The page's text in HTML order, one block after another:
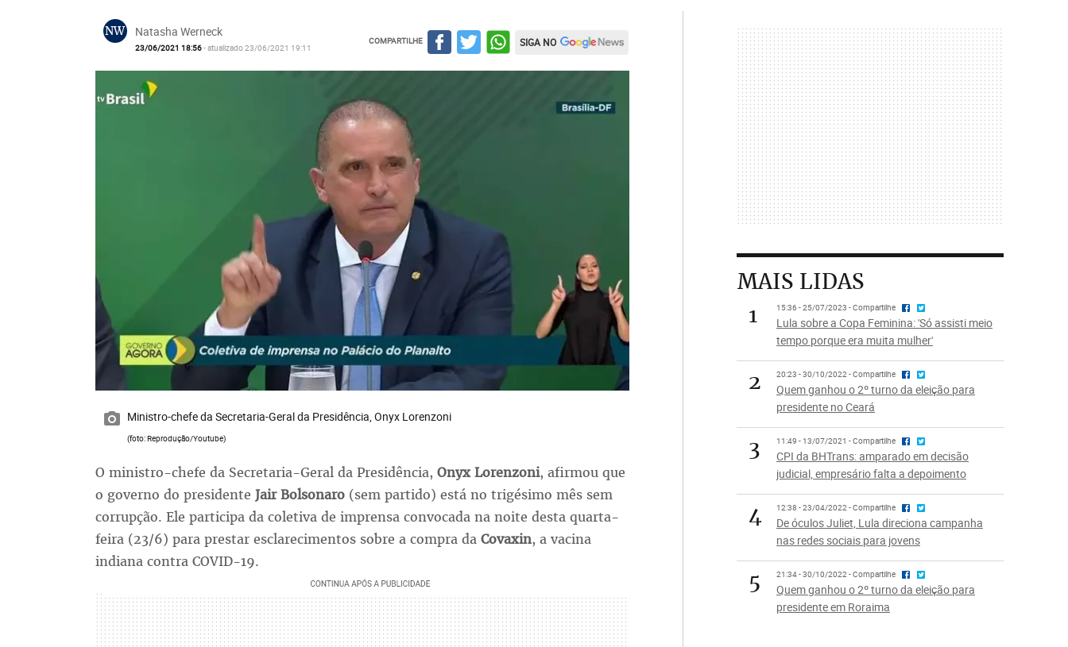
NW Natasha Werneck
23/06/2021 18:56- atualizado 23/06/2021 19:11
COMPARTILHE SIGA NO
Ministro-chefe da Secretaria-Geral da Presidência, Onyx Lorenzoni
(foto: Reprodução/Youtube)
O ministro-chefe da Secretaria-Geral da Presidência, Onyx Lorenzoni, afirmou que
o governo do presidente Jair Bolsonaro(sem partido) está no trigésimo mês sem
corrupção. Ele participa da coletiva de imprensa convocada na noite desta quarta-
feira (23/6) para prestar esclarecimentos sobre a compra da Covaxin, a vacina
indiana contra COVID-19.
MAIS LIDAS
1
15:36 - 25/07/2023 - Compartilhe
Lula sobre a Copa Feminina: 'Só assisti meio
tempo porque era muita mulher'
2 20:23 - 30/10/2022 - Compartilhe
Quem ganhou o 2º turno da eleição para
presidente no Ceará
3 11:49 - 13/07/2021 - Compartilhe
CPI da BHTrans: amparado em decisão
judicial, empresário falta a depoimento
4 12:38 - 23/04/2022 - Compartilhe
De óculos Juliet, Lula direciona campanha
nas redes sociais para jovens
5 21:34 - 30/10/2022 - Compartilhe
Quem ganhou o 2º turno da eleição para
presidente em Roraima